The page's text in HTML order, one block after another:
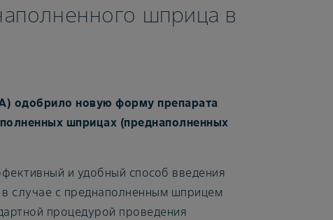
шприца в
одобрило новую форму препарата
шприцах (преднаполненных
и удобный способ введения
случае с преднаполненным шприцем
процедурой проведения